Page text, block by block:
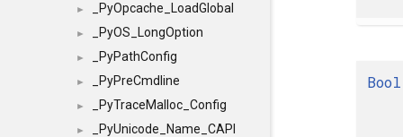
► _PyOpcache_LoadGlobal
► _PyOS_LongOption
► _PyPathConfig
► _PyPreCmdline
► _PyTraceMalloc_Config
► _PyUnicode_Name_CAPI
Bool